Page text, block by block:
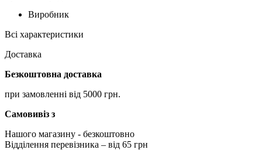
Виробник
Всі характеристики
Доставка
Безкоштовна доставка
при замовленні від 5000 грн.
Самовивіз з
Нашого магазину - безкоштовно
Відділення перевізника – від 65 грн